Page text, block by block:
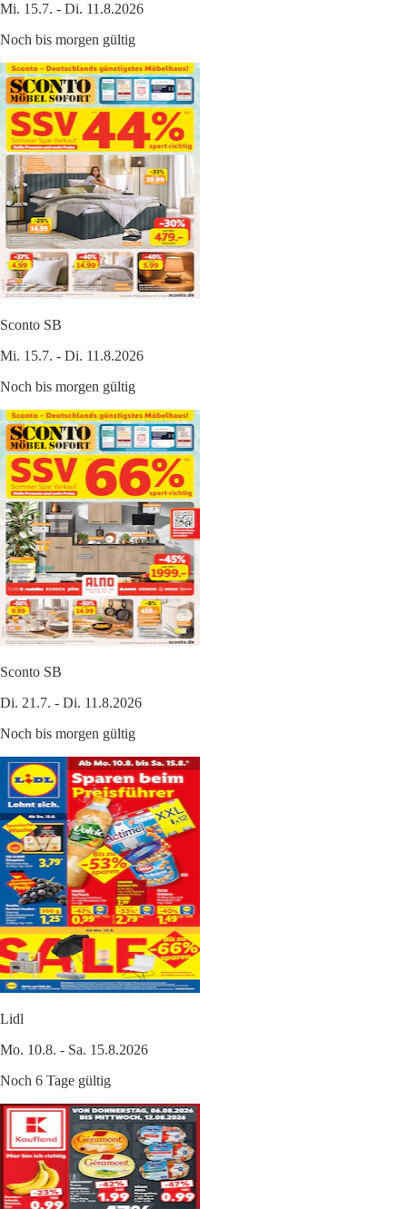
Mi. 15.7. - Di. 11.8.2026
Noch bis morgen gültig
Sconto SB
Mi. 15.7. - Di. 11.8.2026
Noch bis morgen gültig
Sconto SB
Di. 21.7. - Di. 11.8.2026
Noch bis morgen gültig
Lidl
Mo. 10.8. - Sa. 15.8.2026
Noch 6 Tage gültig